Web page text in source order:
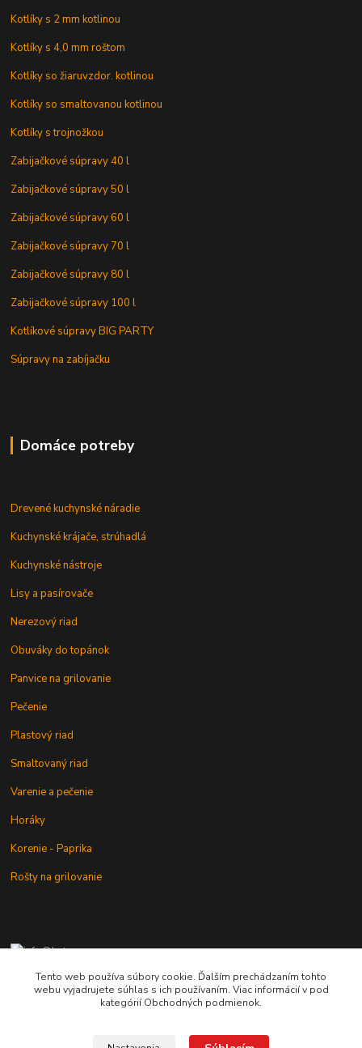
Kotlíky s 2 mm kotlinou
Kotlíky s 4,0 mm roštom
Kotlíky so žiaruvzdor. kotlinou
Kotlíky so smaltovanou kotlinou
Kotlíky s trojnožkou
Zabijačkové súpravy 40 l
Zabijačkové súpravy 50 l
Zabijačkové súpravy 60 l
Zabijačkové súpravy 70 l
Zabijačkové súpravy 80 l
Zabijačkové súpravy 100 l
Kotlíkové súpravy BIG PARTY
Súpravy na zabíjačku
Domáce potreby
Drevené kuchynské náradie
Kuchynské krájače, strúhadlá
Kuchynské nástroje
Lisy a pasírovače
Nerezový riad
Obuváky do topánok
Panvice na grilovanie
Pečenie
Plastový riad
Smaltovaný riad
Varenie a pečenie
Horáky
Korenie - Paprika
Rošty na grilovanie
+421 902 212 007
od 8:00 - do 16:00 hod
Tento web používa súbory cookie. Ďalším prechádzaním tohto
webu vyjadrujete súhlas s ich používaním. Viac informácií v pod
kategórií Obchodných podmienok.